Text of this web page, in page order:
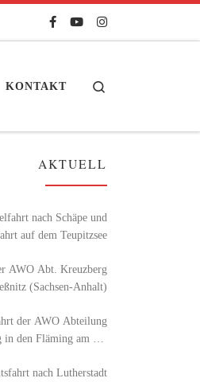
KONTAKT
AKTUELL
nach Schäpe und
auf dem Teupitzsee
AWO Abt. Kreuzberg
(Sachsen-Anhalt)
der AWO Abteilung
in den Fläming am 26.
nach Lutherstadt